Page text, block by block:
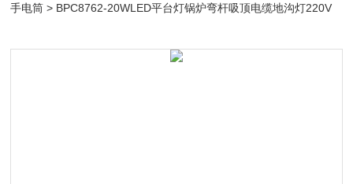
手电筒 > BPC8762-20WLED平台灯锅炉弯杆吸顶电缆地沟灯220V